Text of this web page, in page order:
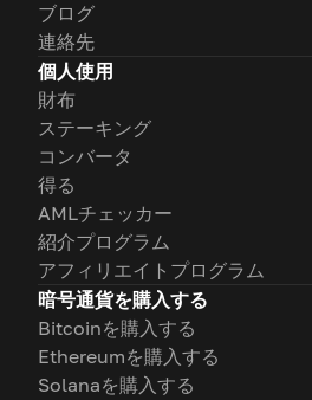
ブログ
連絡先
個人使用
財布
ステーキング
コンバータ
得る
AMLチェッカー
紹介プログラム
アフィリエイトプログラム
暗号通貨を購入する
Bitcoinを購入する
Ethereumを購入する
Solanaを購入する